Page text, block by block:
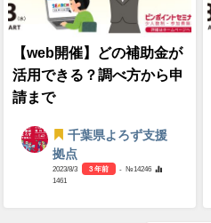
【web開催】どの補助金が
活用できる？調べ方から申
請まで
千葉県よろず支援
拠点
2023/8/3 3 年前
- №14246
1461